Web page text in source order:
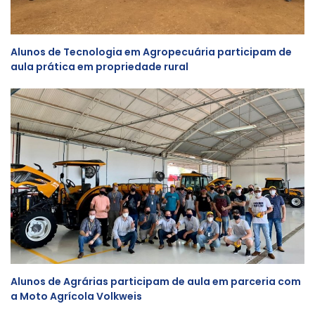
Alunos de Tecnologia em Agropecuária participam de
aula prática em propriedade rural
Alunos de Agrárias participam de aula em parceria com
a Moto Agrícola Volkweis